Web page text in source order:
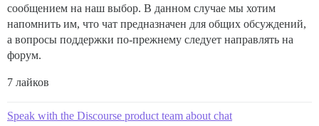
сообщением на наш выбор. В данном случае мы хотим
напомнить им, что чат предназначен для общих обсуждений,
а вопросы поддержки по-прежнему следует направлять на
форум.
7 лайков
Speak with the Discourse product team about chat